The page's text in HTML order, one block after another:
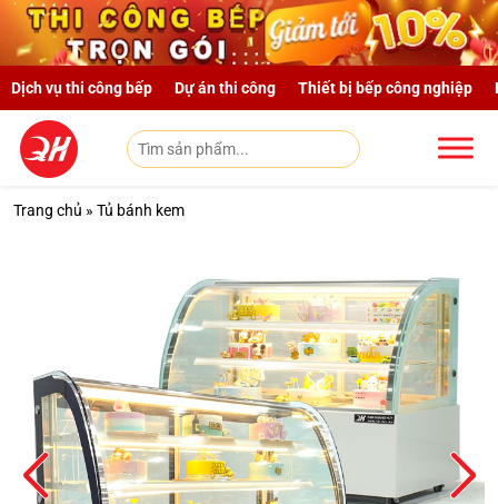
Skip to main content
Dịch vụ thi công bếp Dự án thi công Thiết bị bếp công nghiệp
Trang chủ » Tủ bánh kem